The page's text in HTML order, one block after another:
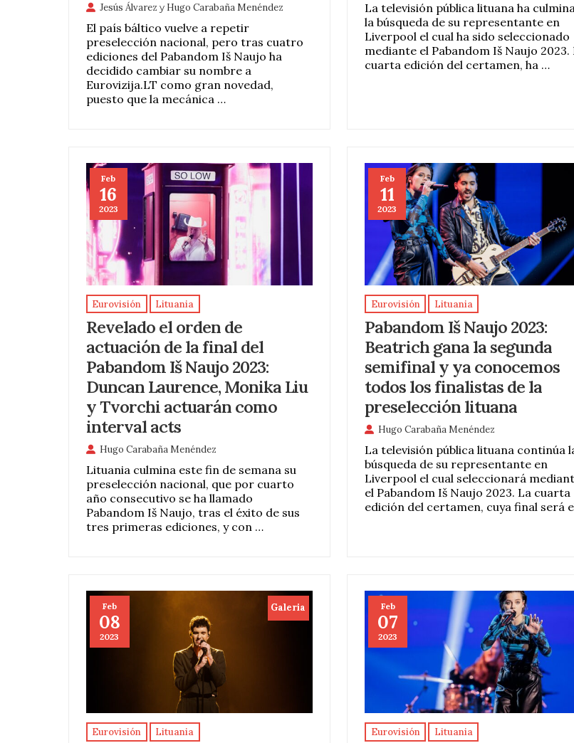
Jesús Álvarez y Hugo Carabaña Menéndez
El país báltico vuelve a repetir
preselección nacional, pero tras cuatro
ediciones del Pabandom Iš Naujo ha
decidido cambiar su nombre a
Eurovizija.LT como gran novedad,
puesto que la mecánica …
La televisión pública lituana ha
la búsqueda de su representante en
Liverpool el cual ha sido seleccionado
mediante el Pabandom Iš Naujo 2023.
cuarta edición del certamen, ha …
Feb
16
2023
Eurovisión Lituania
Revelado el orden de
actuación de la final del
Pabandom Iš Naujo 2023:
Duncan Laurence, Monika Liu
y Tvorchi actuarán como
interval acts
Hugo Carabaña Menéndez
Lituania culmina este fin de semana su
preselección nacional, que por cuarto
año consecutivo se ha llamado
Pabandom Iš Naujo, tras el éxito de sus
tres primeras ediciones, y con …
Feb
11
2023
Eurovisión Lituania
Pabandom Iš Naujo 2023:
Beatrich gana la segunda
semifinal y ya conocemos
todos los finalistas de la
preselección lituana
Hugo Carabaña Menéndez
La televisión pública lituana continúa
búsqueda de su representante en
Liverpool el cual seleccionará
el Pabandom Iš Naujo 2023. La cuarta
edición del certamen, cuya final será
Feb
08
2023
Galeria
Eurovisión Lituania
Feb
07
2023
Eurovisión Lituania